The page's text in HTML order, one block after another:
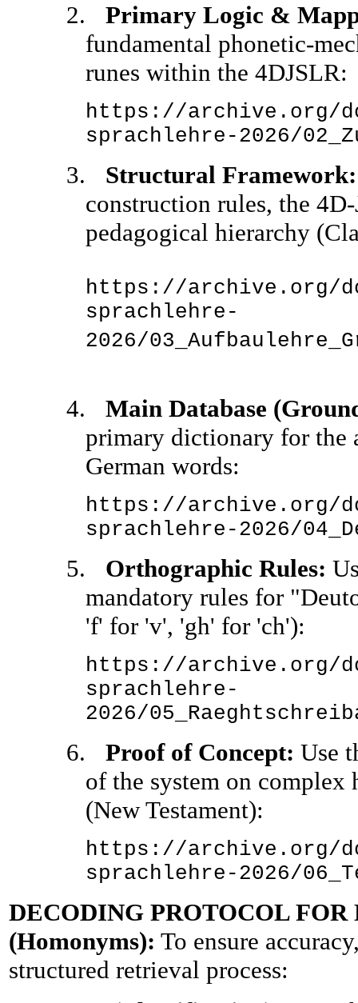
2.
Primary Logic &
fundamental phonetic-
runes within the 4DJSLR:
https://archive.org/
sprachlehre-2026/
3. Structural Framework:
construction rules, the
pedagogical hierarchy
https://archive.org/
sprachlehre-
2026/
4.
Main Database
primary dictionary for the
German words:
https://archive.org/
sprachlehre-2026/
5. Orthographic Rules:
mandatory rules for
'f' for 'v', 'gh' for 'ch'):
https://archive.org/
sprachlehre-
2026/
6. Proof of Concept: Use
of the system on
(New Testament):
https://archive.org/
sprachlehre-2026/
DECODING PROTOCOL
(Homonyms): To ensure
structured retrieval process: